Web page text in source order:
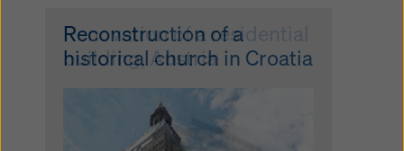
Reconstruction of a
historical church in Croatia
Renovation of a residential
building, Austria